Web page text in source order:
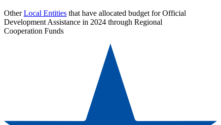
OtherLocal Entities that have allocated budget for Official
Development Assistance in 2024 through Regional
Cooperation Funds